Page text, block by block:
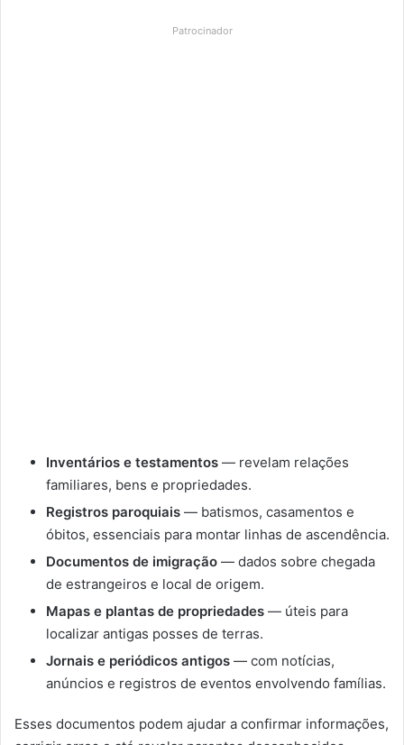
Patrocinador
Inventários e testamentos — revelam relações
familiares, bens e propriedades.
Registros paroquiais — batismos, casamentos e
óbitos, essenciais para montar linhas de ascendência.
Documentos de imigração — dados sobre chegada
de estrangeiros e local de origem.
Mapas e plantas de propriedades — úteis para
localizar antigas posses de terras.
Jornais e periódicos antigos — com notícias,
anúncios e registros de eventos envolvendo famílias.
Esses documentos podem ajudar a confirmar informações,